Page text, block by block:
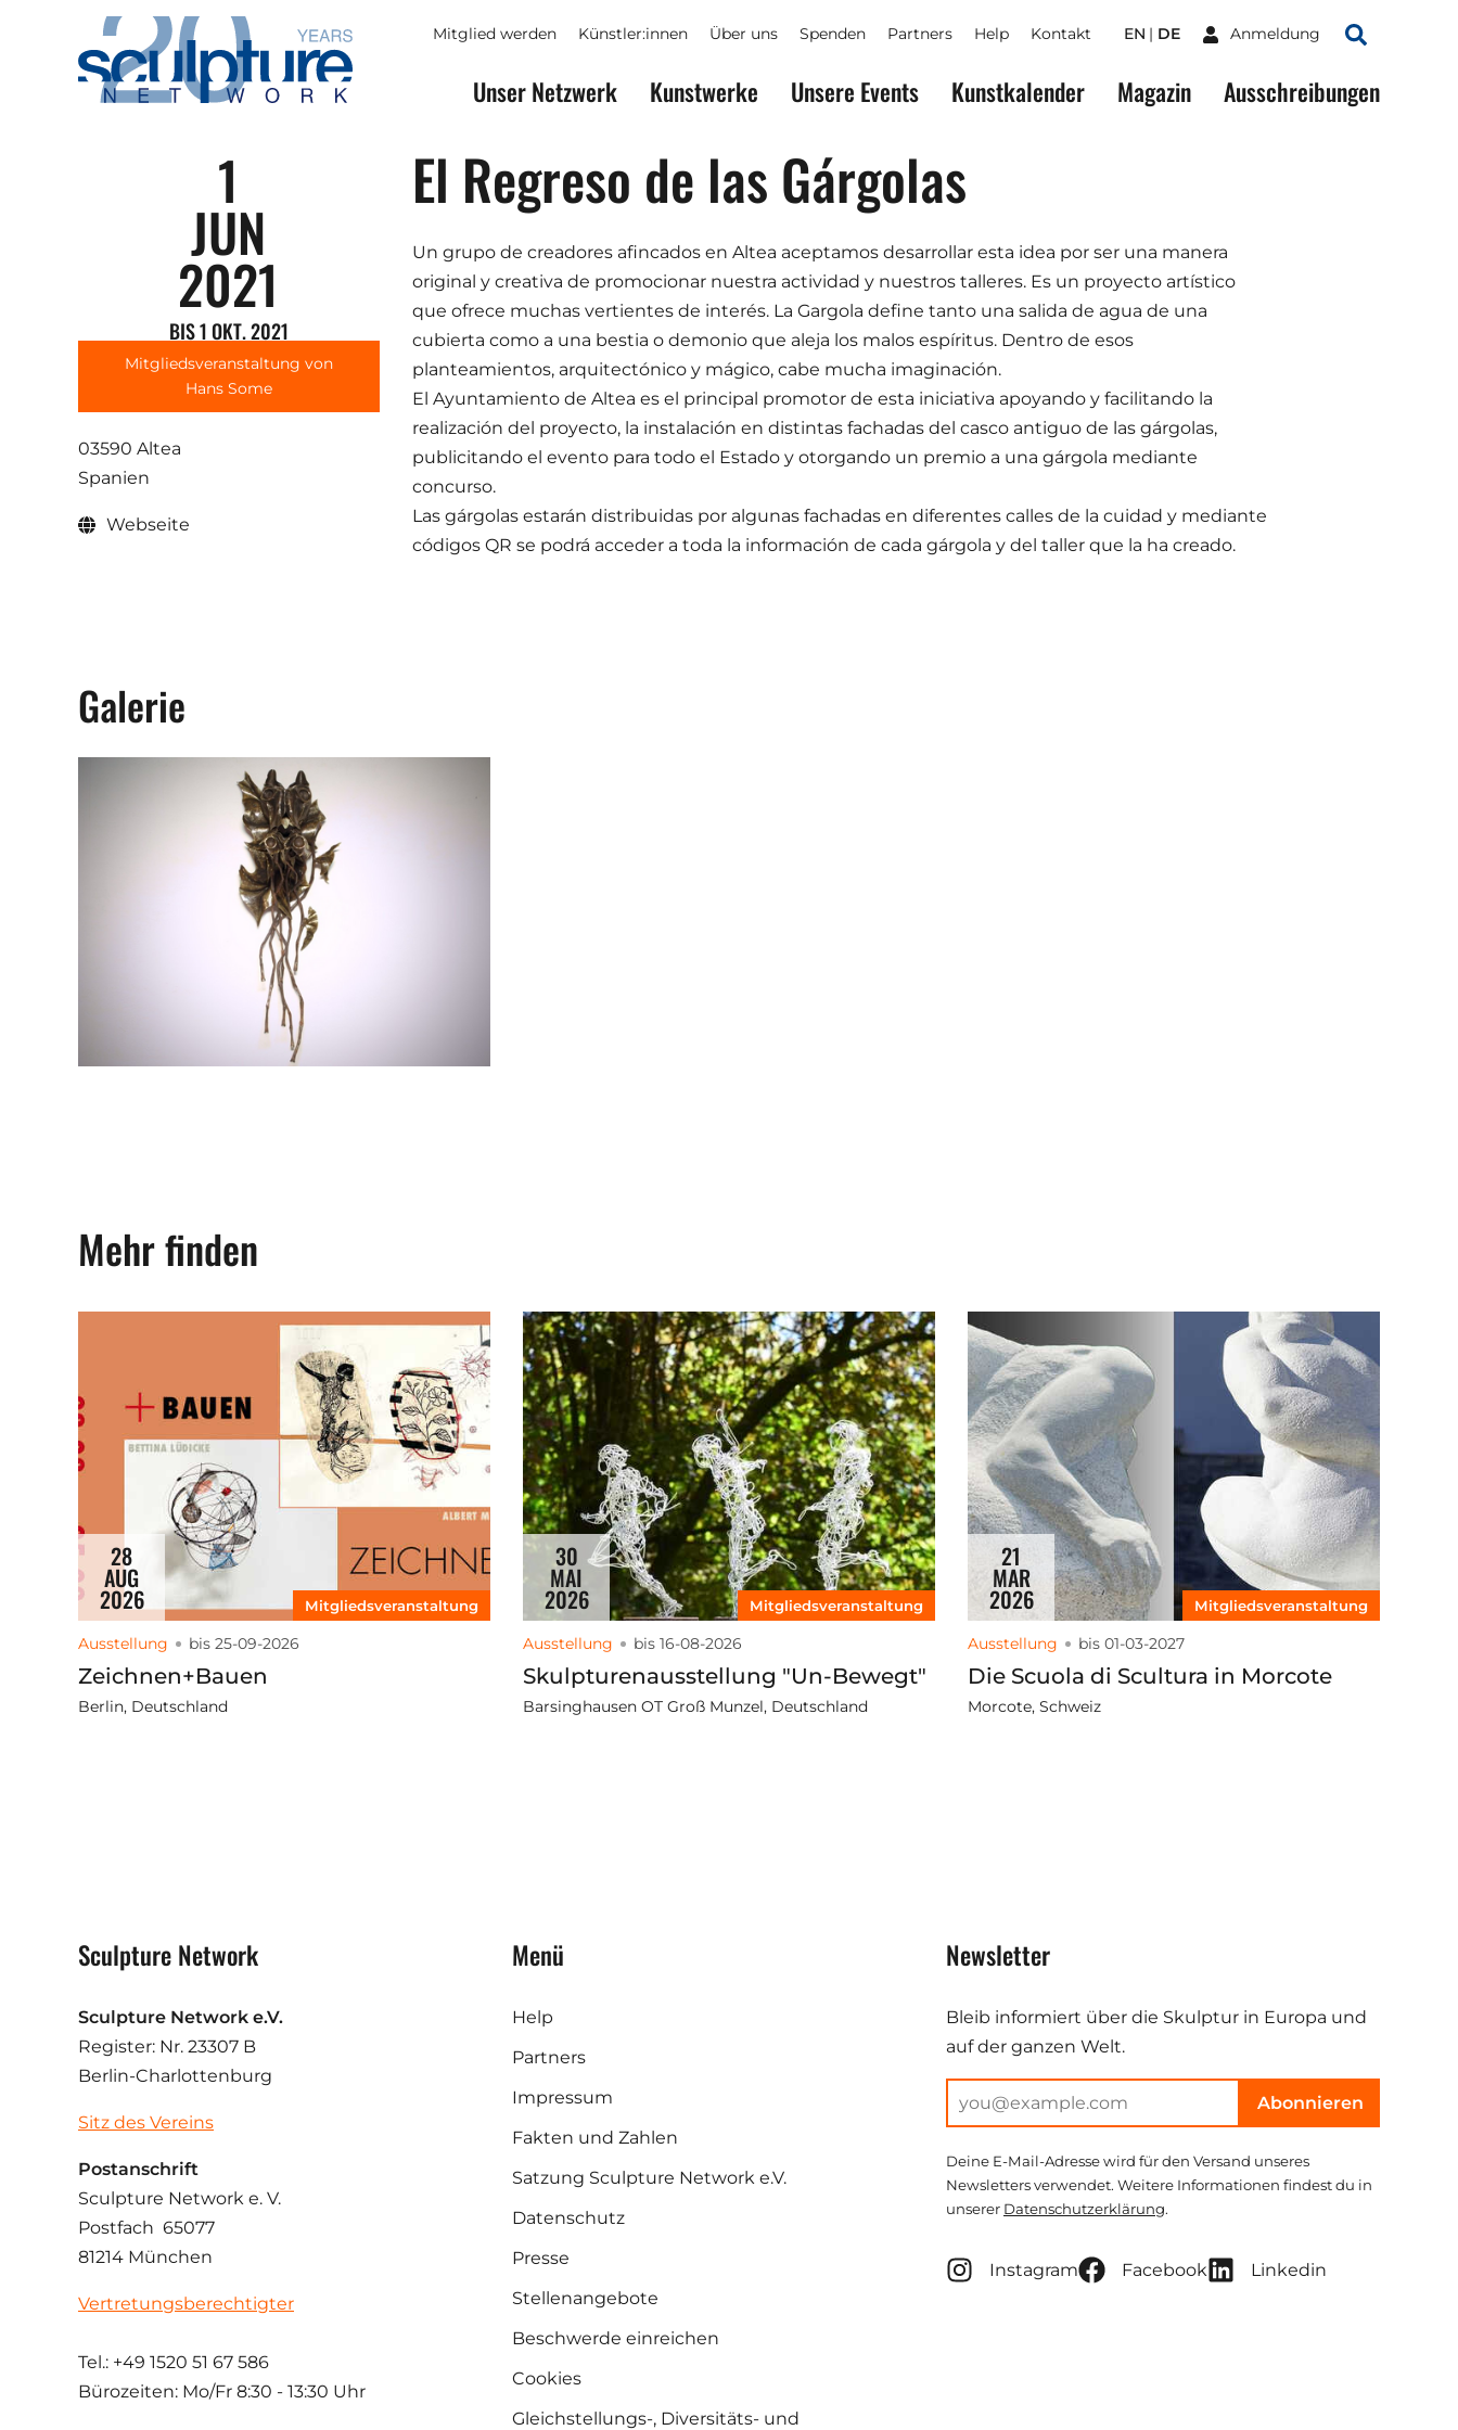
Skip to main content
Mitglied werden Künstler:innen Über uns Spenden Partners Help Kontakt EN DE Anmeldung
Suchen
Unser Netzwerk Kunstwerke Unsere Events Kunstkalender Magazin Ausschreibungen
1
JUN
2021
BIS 1 OKT. 2021
Mitgliedsveranstaltung von
Hans Some
03590 Altea
Spanien
Webseite
El Regreso de las Gárgolas
Un grupo de creadores afincados en Altea aceptamos desarrollar esta idea por ser una manera
original y creativa de promocionar nuestra actividad y nuestros talleres. Es un proyecto artístico
que ofrece muchas vertientes de interés. La Gargola define tanto una salida de agua de una
cubierta como a una bestia o demonio que aleja los malos espíritus. Dentro de esos
planteamientos, arquitectónico y mágico, cabe mucha imaginación.
El Ayuntamiento de Altea es el principal promotor de esta iniciativa apoyando y facilitando la
realización del proyecto, la instalación en distintas fachadas del casco antiguo de las gárgolas,
publicitando el evento para todo el Estado y otorgando un premio a una gárgola mediante
concurso.
Las gárgolas estarán distribuidas por algunas fachadas en diferentes calles de la cuidad y mediante
códigos QR se podrá acceder a toda la información de cada gárgola y del taller que la ha creado.
Galerie
Mehr finden
28
AUG
2026 Mitgliedsveranstaltung
Ausstellung bis 25-09-2026
Zeichnen+Bauen
Berlin, Deutschland
30
MAI
2026 Mitgliedsveranstaltung
Ausstellung bis 16-08-2026
Skulpturenausstellung "Un-Bewegt"
Barsinghausen OT Groß Munzel, Deutschland
21
MAR
2026 Mitgliedsveranstaltung
Ausstellung bis 01-03-2027
Die Scuola di Scultura in Morcote
Morcote, Schweiz
Sculpture Network
Sculpture Network e.V.
Register: Nr. 23307 B
Berlin-Charlottenburg
Sitz des Vereins
Postanschrift
Sculpture Network e. V.
Postfach 65077
81214 München
Vertretungsberechtigter
Tel.: +49 1520 51 67 586
Bürozeiten: Mo/Fr 8:30 - 13:30 Uhr
Menü
Help
Partners
Impressum
Fakten und Zahlen
Satzung Sculpture Network e.V.
Datenschutz
Presse
Stellenangebote
Beschwerde einreichen
Cookies
Gleichstellungs-, Diversitäts- und
Newsletter
Bleib informiert über die Skulptur in Europa und
auf der ganzen Welt.
Abonnieren
Deine E-Mail-Adresse wird für den Versand unseres
Newsletters verwendet. Weitere Informationen findest du in
unserer Datenschutzerklärung.
Instagram Facebook Linkedin